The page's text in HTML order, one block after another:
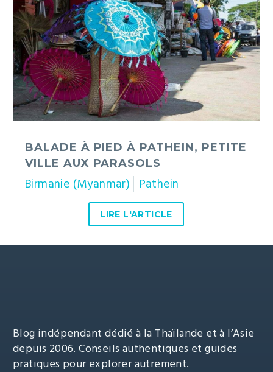
à
Pathein,
petite
ville
aux
parasols
BALADE À PIED À PATHEIN, PETITE
VILLE AUX PARASOLS
Birmanie (Myanmar) Pathein
LIRE L'ARTICLE
Blog indépendant dédié à la Thaïlande et à l’Asie
depuis 2006. Conseils authentiques et guides
pratiques pour explorer autrement.